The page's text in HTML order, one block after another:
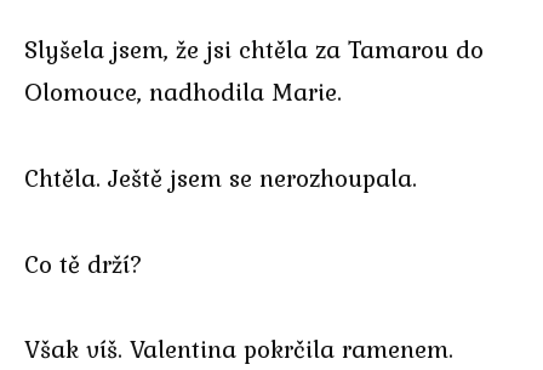
Slyšela jsem, že jsi chtěla za Tamarou do
Olomouce, nadhodila Marie.
Chtěla. Ještě jsem se nerozhoupala.
Co tě drží?
Však víš. Valentina pokrčila ramenem.